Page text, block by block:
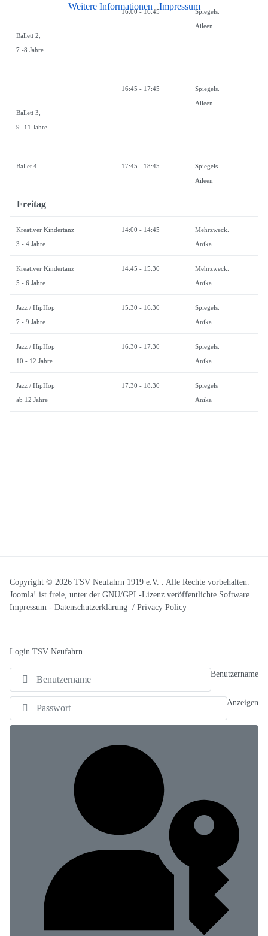
Ballett 2,
7 -8 Jahre
16:00 - 16:45 Spiegels.
Aileen
Ballett 3,
9 -11 Jahre
16:45 - 17:45 Spiegels.
Aileen
Ballet 4 17:45 - 18:45 Spiegels.
Aileen
Freitag
Kreativer Kindertanz
3 - 4 Jahre
14:00 - 14:45 Mehrzweck.
Anika
Kreativer Kindertanz
5 - 6 Jahre
14:45 - 15:30 Mehrzweck.
Anika
Jazz / HipHop
7 - 9 Jahre
15:30 - 16:30 Spiegels.
Anika
Jazz / HipHop
10 - 12 Jahre
16:30 - 17:30 Spiegels.
Anika
Jazz / HipHop
ab 12 Jahre
17:30 - 18:30 Spiegels
Anika
Copyright © 2026 TSV Neufahrn 1919 e.V. . Alle Rechte vorbehalten.
Joomla! ist freie, unter der GNU/GPL-Lizenz veröffentlichte Software.
Impressum - Datenschutzerklärung / Privacy Policy
Login TSV Neufahrn
Benutzername
Anzeigen
Weitere Informationen | Impressum